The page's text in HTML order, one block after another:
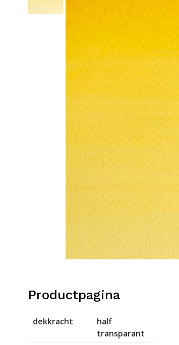
Productpagina
dekkracht
half
transparant